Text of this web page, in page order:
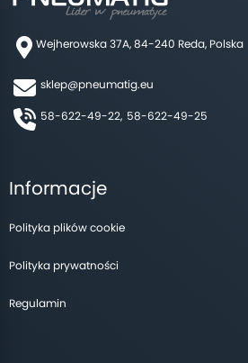
Wejherowska 37A, 84-240 Reda, Polska
sklep@pneumatig.eu
58-622-49-22, 58-622-49-25
Informacje
Polityka plików cookie
Polityka prywatności
Regulamin